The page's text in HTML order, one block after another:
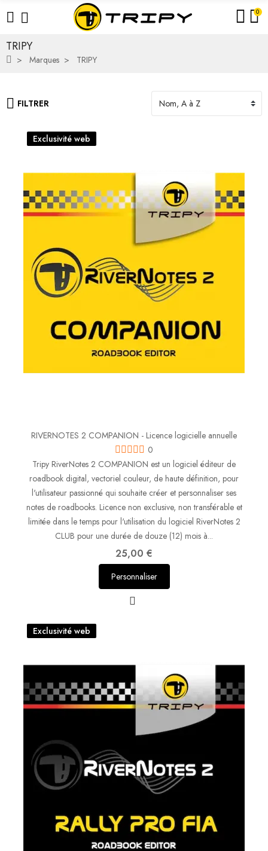
0
TRIPY
Marques TRIPY
FILTRER
Exclusivité web
RIVERNOTES 2 COMPANION - Licence logicielle annuelle
0
Tripy RiverNotes 2 COMPANION est un logiciel éditeur de
roadbook digital, vectoriel couleur, de haute définition, pour
l'utilisateur passionné qui souhaite créer et personnaliser ses
notes de roadbooks. Licence non exclusive, non transférable et
limitée dans le temps pour l'utilisation du logiciel RiverNotes 2
CLUB pour une durée de douze (12) mois à...
25,00 €
Personnaliser
Exclusivité web